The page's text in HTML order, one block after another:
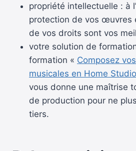
propriété intellectuelle : à
protection de vos œuvres
de vos droits sont vos
votre solution de
formation « Composez
musicales en Home
vous donne une maîtrise
de production pour ne
tiers.